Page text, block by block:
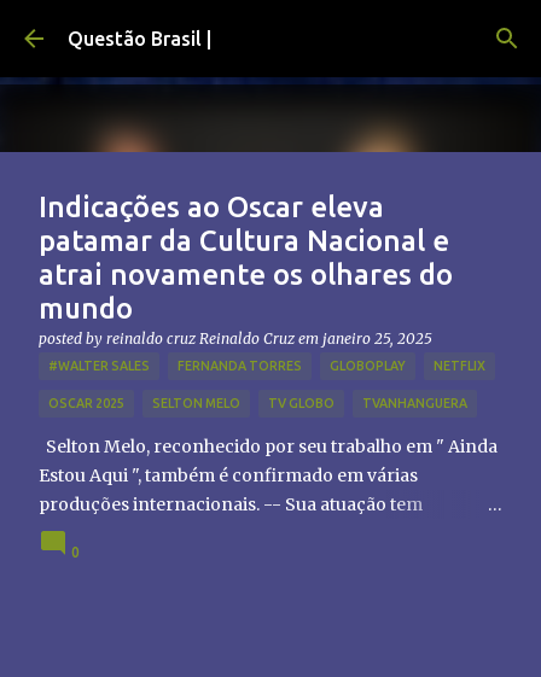
Pular para o conteúdo principal
Questão Brasil |
Indicações ao Oscar eleva
patamar da Cultura Nacional e
atrai novamente os olhares do
mundo
posted by reinaldo cruz Reinaldo Cruz em janeiro 25, 2025
#WALTER SALES FERNANDA TORRES GLOBOPLAY NETFLIX
OSCAR 2025 SELTON MELO TV GLOBO TVANHANGUERA
Selton Melo, reconhecido por seu trabalho em " Ainda
Estou Aqui ", também é confirmado em várias
produções internacionais. -- Sua atuação tem
chamado atenção de diretores e produtores fora do
Brasil, abrindo portas para novas oportunidades no
0